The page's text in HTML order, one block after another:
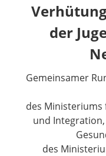
der
Gemeinsamer
des Ministeriums
und
des